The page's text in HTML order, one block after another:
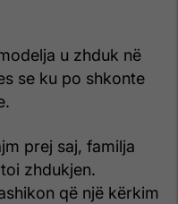
u zhduk në
se ku po shkonte
prej saj, familja
zhdukjen.
që një kërkim